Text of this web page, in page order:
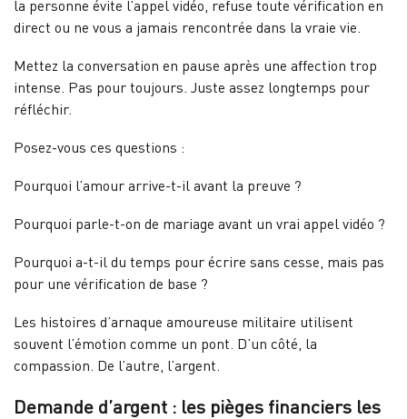
la personne évite l’appel vidéo, refuse toute vérification en
direct ou ne vous a jamais rencontrée dans la vraie vie.
Mettez la conversation en pause après une affection trop
intense. Pas pour toujours. Juste assez longtemps pour
réfléchir.
Posez-vous ces questions :
Pourquoi l’amour arrive-t-il avant la preuve ?
Pourquoi parle-t-on de mariage avant un vrai appel vidéo ?
Pourquoi a-t-il du temps pour écrire sans cesse, mais pas
pour une vérification de base ?
Les histoires d’arnaque amoureuse militaire utilisent
souvent l’émotion comme un pont. D’un côté, la
compassion. De l’autre, l’argent.
Demande d’argent : les pièges financiers les